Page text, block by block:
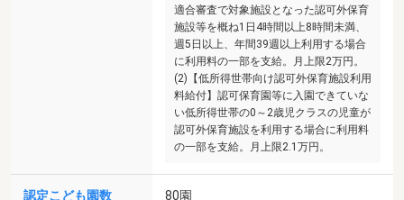
適合審査で対象施設となった認可外保育
施設等を概ね1日4時間以上8時間未満、
週5日以上、年間39週以上利用する場合
に利用料の一部を支給。月上限2万円。
(2)【低所得世帯向け認可外保育施設利用
料給付】認可保育園等に入園できていな
い低所得世帯の0～2歳児クラスの児童が
認可外保育施設を利用する場合に利用料
の一部を支給。月上限2.1万円。
認定こども園数 80園